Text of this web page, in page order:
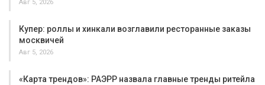
Авг 5, 2026
Купер: роллы и хинкали возглавили ресторанные заказы
москвичей
Авг 5, 2026
«Карта трендов»: РАЭРР назвала главные тренды ритейла